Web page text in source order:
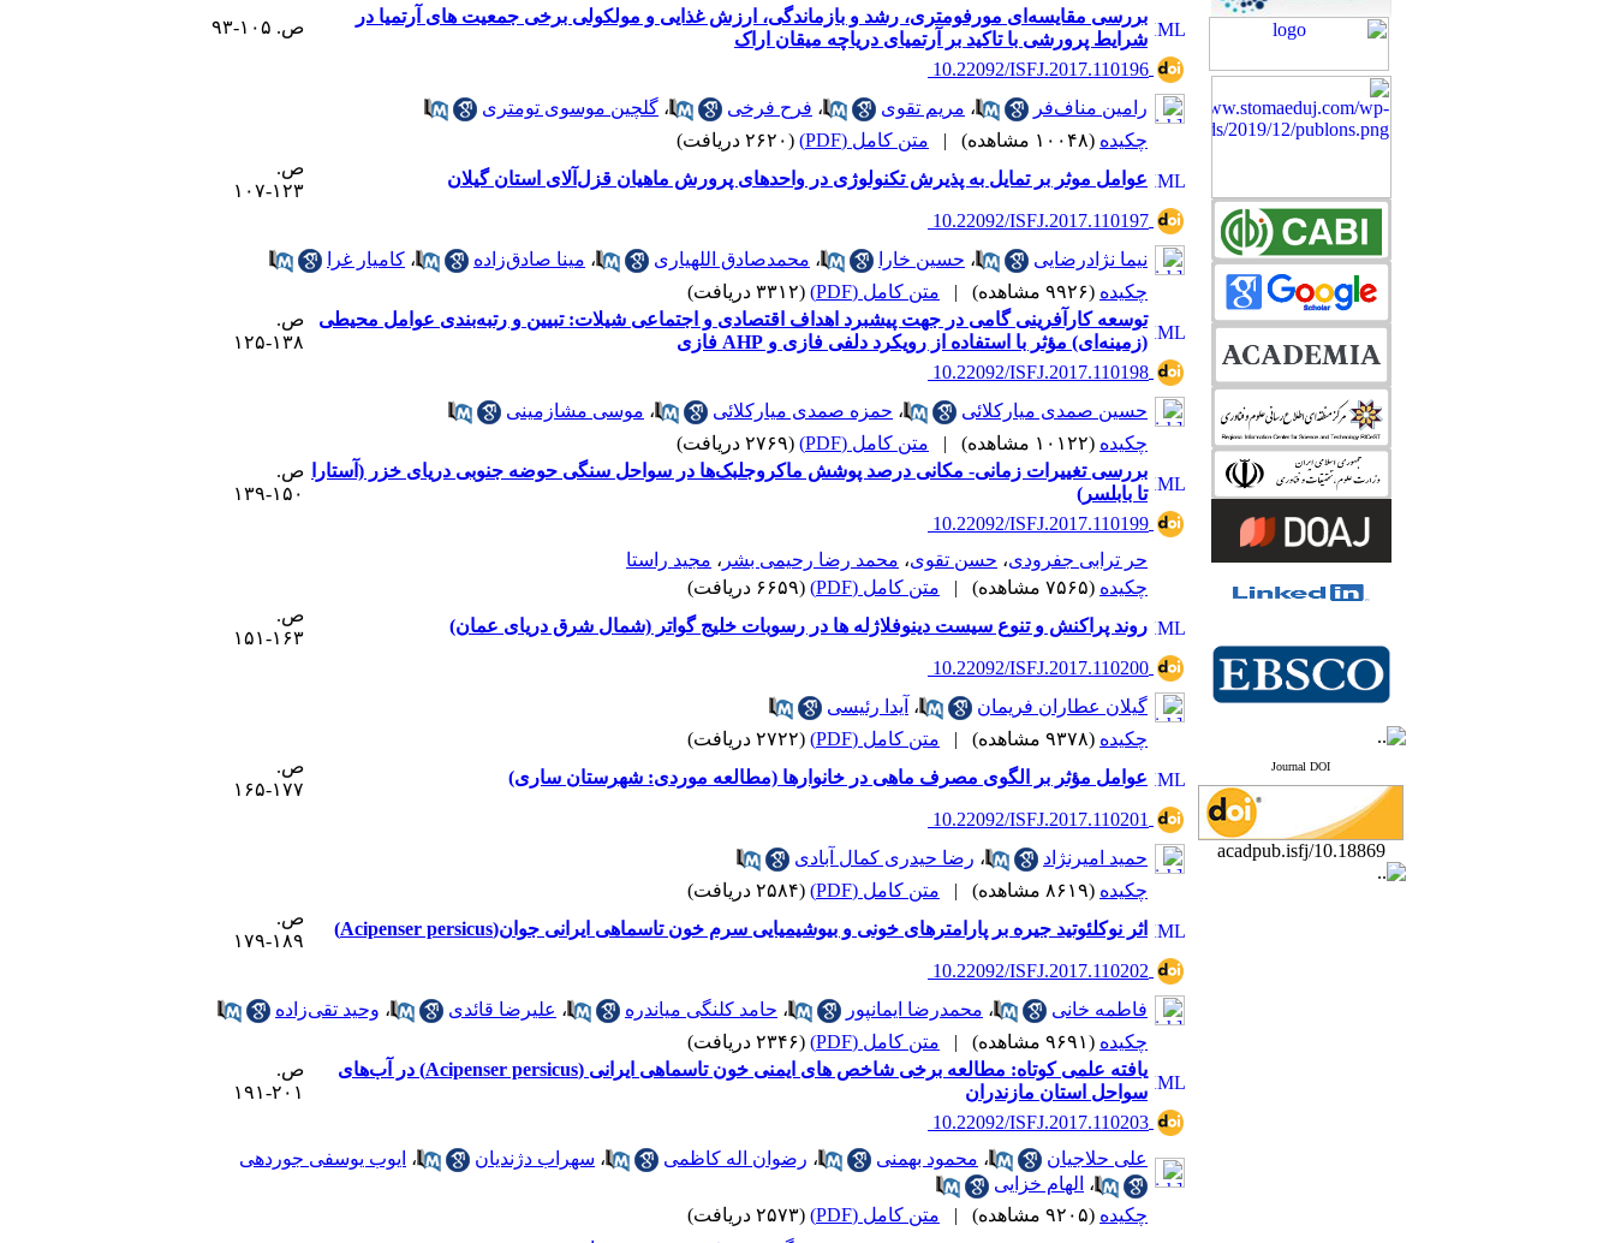
Journal DOI
10.18869/acadpub.isfj
بررسی مقایسه‌ای مورفومتری، رشد و بازماندگی، ارزش غذایی و مولکولی برخی جمعیت های آرتمیا در
شرایط پرورشی با تاکید بر آرتمیای دریاچه میقان اراک
ص. ۱۰۵-۹۳
‎ 10.22092/ISFJ.2017.110196
رامین مناف‌فر
، مریم تقوی ، فرح فرخی ، گلچین موسوی تومتری
چکیده (۱۰۰۴۸ مشاهده) | متن کامل (PDF)
(۲۶۲۰ دریافت)
عوامل موثر بر تمایل به پذیرش تکنولوژی در واحدهای پرورش ماهیان قزل‌آلای استان گیلان
ص.
۱۲۳-۱۰۷
‎ 10.22092/ISFJ.2017.110197
نیما نژادرضایی
، حسین خارا ، محمدصادق اللهیاری ، مینا صادق‌زاده ، کامیار غرا
چکیده (۹۹۲۶ مشاهده) | متن کامل (PDF)
(۳۳۱۲ دریافت)
توسعه کارآفرینی گامی در جهت پیشبرد اهداف اقتصادی و اجتماعی شیلات: تبیین و رتبه‌بندی عوامل محیطی
(زمینه‌ای) مؤثر با استفاده از رویکرد دلفی فازی و AHP فازی
ص.
۱۳۸-۱۲۵
‎ 10.22092/ISFJ.2017.110198
حسین صمدی میارکلائی
، حمزه صمدی میارکلائی ، موسی مشازمینی
چکیده (۱۰۱۲۲ مشاهده) | متن کامل (PDF)
(۲۷۶۹ دریافت)
بررسی تغییرات زمانی- مکانی درصد پوشش ماکروجلبک‌‌‌‌‌‌‌‌‌‌‌‌‌‌‌‌‌‌ها در سواحل سنگی حوضه جنوبی دریای خزر (آستارا
تا بابلسر)
ص.
۱۵۰-۱۳۹
‎ 10.22092/ISFJ.2017.110199
حر ترابی جفرودی، حسن تقوی، محمد رضا رحیمی بشر ، مجید راستا
چکیده (۷۵۶۵ مشاهده) | متن کامل (PDF)
(۶۶۵۹ دریافت)
روند پراکنش و تنوع سیست دینوفلاژله ها در رسوبات خلیج گواتر (شمال شرق دریای عمان)
ص.
۱۶۳-۱۵۱
‎ 10.22092/ISFJ.2017.110200
گیلان عطاران فریمان
، آیدا رئیسی
چکیده (۹۳۷۸ مشاهده) | متن کامل (PDF)
(۲۷۲۲ دریافت)
عوامل مؤثر بر الگوی مصرف ماهی در خانوارها (مطالعه موردی: شهرستان ساری)
ص.
۱۷۷-۱۶۵
‎ 10.22092/ISFJ.2017.110201
حمید امیرنژاد
، رضا حیدری کمال آبادی
چکیده (۸۶۱۹ مشاهده) | متن کامل (PDF)
(۲۵۸۴ دریافت)
اثر نوکلئوتید جیره بر پارامترهای خونی و بیوشیمیایی سرم خون تاسماهی ایرانی جوان(Acipenser persicus)
ص.
۱۸۹-۱۷۹
‎ 10.22092/ISFJ.2017.110202
فاطمه خانی
، محمدرضا ایمانپور ، حامد کلنگی میاندره ، علیرضا قائدی ، وحید تقی‌زاده
چکیده (۹۶۹۱ مشاهده) | متن کامل (PDF)
(۲۳۴۶ دریافت)
یافته علمی کوتاه: مطالعه برخی شاخص های ایمنی خون تاسماهی ایرانی (Acipenser persicus) در آب‌های
سواحل استان مازندران
ص.
۲۰۱-۱۹۱
‎ 10.22092/ISFJ.2017.110203
علی حلاجیان
، محمود بهمنی ، رضوان اله کاظمی ، سهراب دژندیان ، ایوب یوسفی جوردهی
، الهام خزایی
چکیده (۹۲۰۵ مشاهده) | متن کامل (PDF)
(۲۵۷۳ دریافت)